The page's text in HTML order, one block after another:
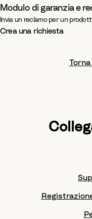
Modulo di garanzia e
Invia un reclamo per un
Crea una richiesta